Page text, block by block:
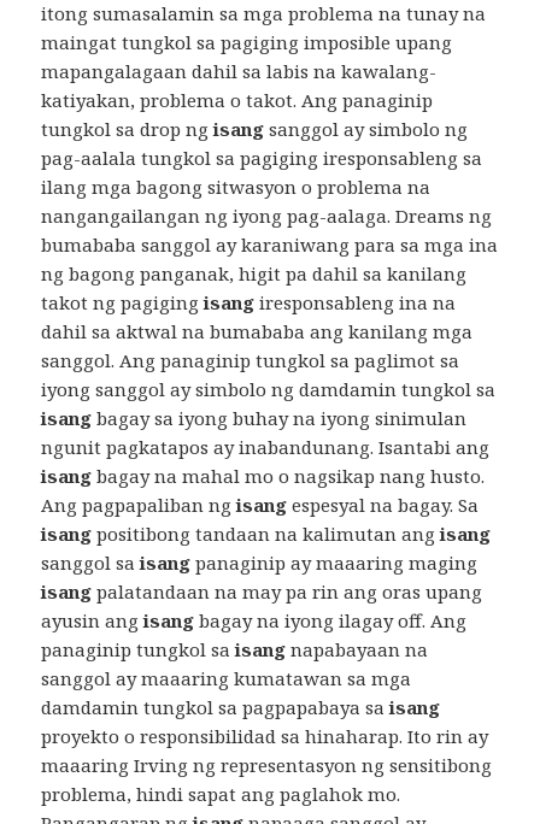
itong sumasalamin sa mga problema na tunay na
maingat tungkol sa pagiging imposible upang
mapangalagaan dahil sa labis na kawalang-
katiyakan, problema o takot. Ang panaginip
tungkol sa drop ngisang sanggol ay simbolo ng
pag-aalala tungkol sa pagiging iresponsableng sa
ilang mga bagong sitwasyon o problema na
nangangailangan ng iyong pag-aalaga. Dreams ng
bumababa sanggol ay karaniwang para sa mga ina
ng bagong panganak, higit pa dahil sa kanilang
takot ng pagigingisang iresponsableng ina na
dahil sa aktwal na bumababa ang kanilang mga
sanggol. Ang panaginip tungkol sa paglimot sa
iyong sanggol ay simbolo ng damdamin tungkol sa
isang bagay sa iyong buhay na iyong sinimulan
ngunit pagkatapos ay inabandunang. Isantabi ang
isang bagay na mahal mo o nagsikap nang husto.
Ang pagpapaliban ngisang espesyal na bagay. Sa
isang positibong tandaan na kalimutan angisang
sanggol saisang panaginip ay maaaring maging
isang palatandaan na may pa rin ang oras upang
ayusin angisang bagay na iyong ilagay off. Ang
panaginip tungkol saisang napabayaan na
sanggol ay maaaring kumatawan sa mga
damdamin tungkol sa pagpapabaya saisang
proyekto o responsibilidad sa hinaharap. Ito rin ay
maaaring Irving ng representasyon ng sensitibong
problema, hindi sapat ang paglahok mo.